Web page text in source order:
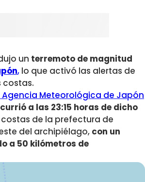
un terremoto de magnitud
, lo que activó las alertas de
costas.
Agencia Meteorológica de Japón
a las 23:15 horas de dicho
de la prefectura de
del archipiélago, con un
a 50 kilómetros de